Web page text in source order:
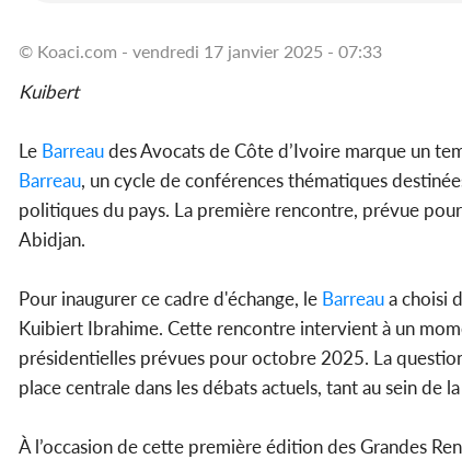
© Koaci.com - vendredi 17 janvier 2025 - 07:33
Kuibert
Le Barreaudes Avocats de Côte d’Ivoire marque un
Barreau, un cycle de conférences thématiques
politiques du pays. La première rencontre, prévue
Abidjan.
Pour inaugurer ce cadre d'échange, le Barreaua choisi
Kuibiert Ibrahime. Cette rencontre intervient à un
présidentielles prévues pour octobre 2025. La
place centrale dans les débats actuels, tant au sein de
À l’occasion de cette première édition des Grandes